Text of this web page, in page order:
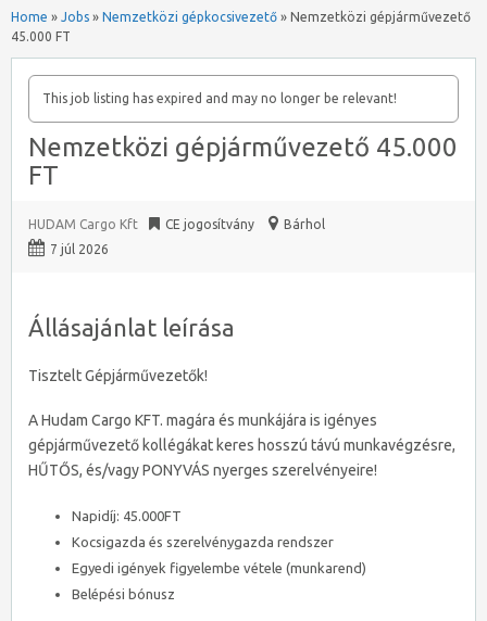
Home » Jobs » Nemzetközi gépkocsivezető » Nemzetközi gépjárművezető
45.000 FT
This job listing has expired and may no longer be relevant!
Nemzetközi gépjárművezető 45.000
FT
HUDAM Cargo Kft CE jogosítvány
Bárhol
7 júl 2026
Állásajánlat leírása
Tisztelt Gépjárművezetők!
A Hudam Cargo KFT. magára és munkájára is igényes
gépjárművezető kollégákat keres hosszú távú munkavégzésre,
HŰTŐS, és/vagy PONYVÁS nyerges szerelvényeire!
Napidíj: 45.000FT
Kocsigazda és szerelvénygazda rendszer
Egyedi igények figyelembe vétele (munkarend)
Belépési bónusz